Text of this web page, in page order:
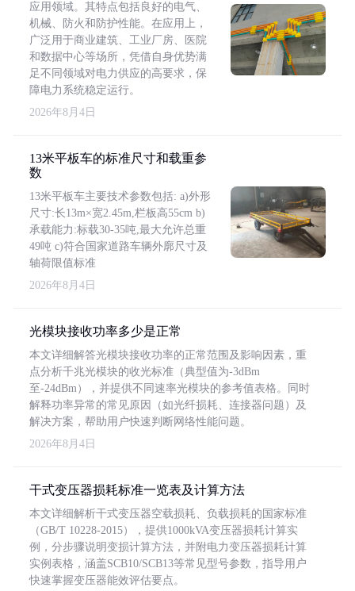
应用领域。其特点包括良好的电气、
机械、防火和防护性能。在应用上，
广泛用于商业建筑、工业厂房、医院
和数据中心等场所，凭借自身优势满
足不同领域对电力供应的高要求，保
障电力系统稳定运行。
2026年8月4日
13米平板车的标准尺寸和载重参
数
13米平板车主要技术参数包括: a)外形
尺寸:长13m×宽2.45m,栏板高55cm b)
承载能力:标载30-35吨,最大允许总重
49吨 c)符合国家道路车辆外廓尺寸及
轴荷限值标准
2026年8月4日
光模块接收功率多少是正常
本文详细解答光模块接收功率的正常范围及影响因素，重
点分析千兆光模块的收光标准（典型值为-3dBm
至-24dBm），并提供不同速率光模块的参考值表格。同时
解释功率异常的常见原因（如光纤损耗、连接器问题）及
解决方案，帮助用户快速判断网络性能问题。
2026年8月4日
干式变压器损耗标准一览表及计算方法
本文详细解析干式变压器空载损耗、负载损耗的国家标准
（GB/T 10228-2015），提供1000kVA变压器损耗计算实
例，分步骤说明变损计算方法，并附电力变压器损耗计算
实例表格，涵盖SCB10/SCB13等常见型号参数，指导用户
快速掌握变压器能效评估要点。